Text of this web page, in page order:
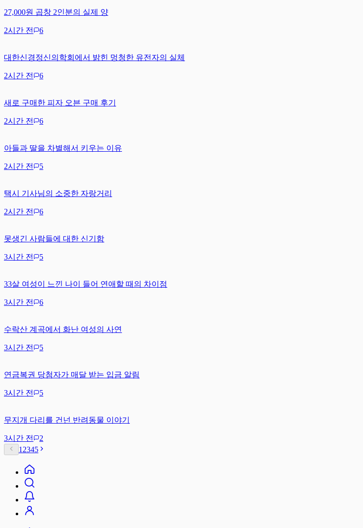
27,000원 곱창 2인분의 실제 양
2시간 전 6
대한신경정신의학회에서 밝힌 멍청한 유전자의 실체
2시간 전 6
새로 구매한 피자 오븐 구매 후기
2시간 전 6
아들과 딸을 차별해서 키우는 이유
2시간 전 5
택시 기사님의 소중한 자랑거리
2시간 전 6
못생긴 사람들에 대한 신기함
3시간 전 5
33살 여성이 느낀 나이 들어 연애할 때의 차이점
3시간 전 6
수락산 계곡에서 화난 여성의 사연
3시간 전 5
연금복권 당첨자가 매달 받는 입금 알림
3시간 전 5
무지개 다리를 건넌 반려동물 이야기
3시간 전
2
1 2345